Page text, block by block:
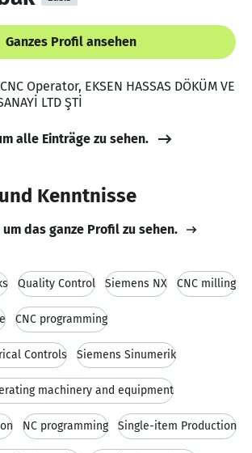
Ganzes Profil ansehen
Operator, EKSEN HASSAS DÖKÜM VE
LTD ŞTİ
alle Einträge zu sehen.
Kenntnisse
das ganze Profil zu sehen.
Quality Control Siemens NX CNC milling
CNC programming
Controls Siemens Sinumerik
machinery and equipment
NC programming Single-item Production